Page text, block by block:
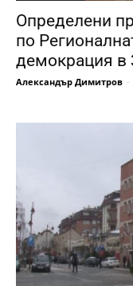
Определени
по
демокрация в
Александър Димитров -